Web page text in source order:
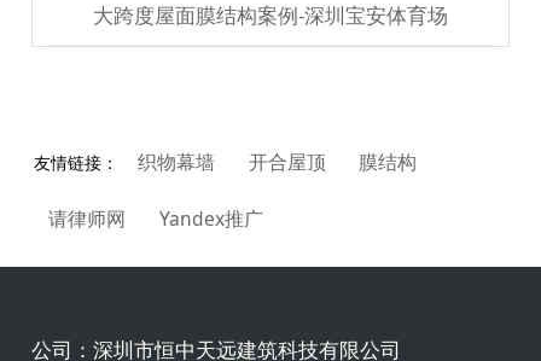
大跨度屋面膜结构案例-深圳宝安体育场
友情链接： 织物幕墙 开合屋顶 膜结构
请律师网 Yandex推广
公司：深圳市恒中天远建筑科技有限公司